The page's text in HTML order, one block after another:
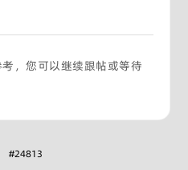
，您可以继续跟帖或等待
#24813